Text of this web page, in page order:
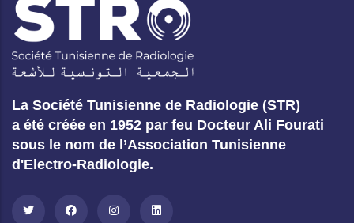
La Société Tunisienne de Radiologie (STR)
a été créée en 1952 par feu Docteur Ali Fourati
sous le nom de l’Association Tunisienne
d'Electro-Radiologie.